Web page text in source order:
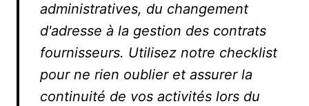
administratives, du changement
d'adresse à la gestion des contrats
fournisseurs. Utilisez notre checklist
pour ne rien oublier et assurer la
continuité de vos activités lors du